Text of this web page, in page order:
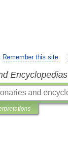
Remember this site
Encyclopedias